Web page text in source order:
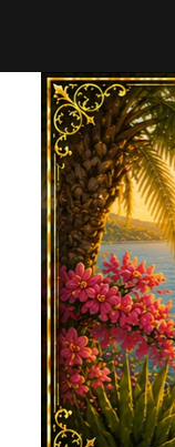
content